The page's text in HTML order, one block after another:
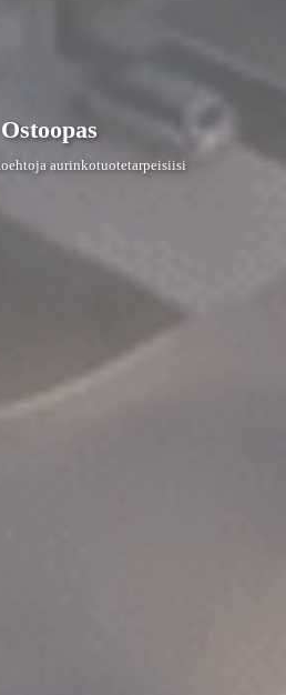
Ostoopas
aurinkotuotetarpeisiisi